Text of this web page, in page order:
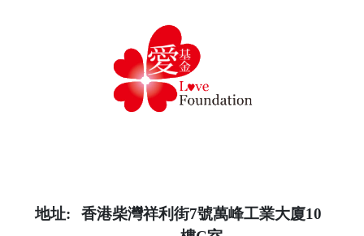
地址:
香港柴灣祥利街7號萬峰工業大廈10